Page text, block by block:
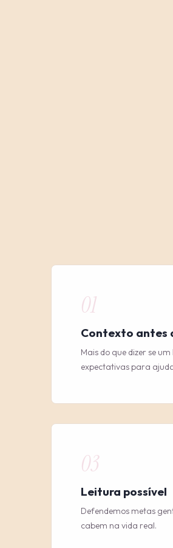
01
Contexto antes
Mais do que dizer se
expectativas para
03
Leitura possível
Defendemos metas
cabem na vida real.